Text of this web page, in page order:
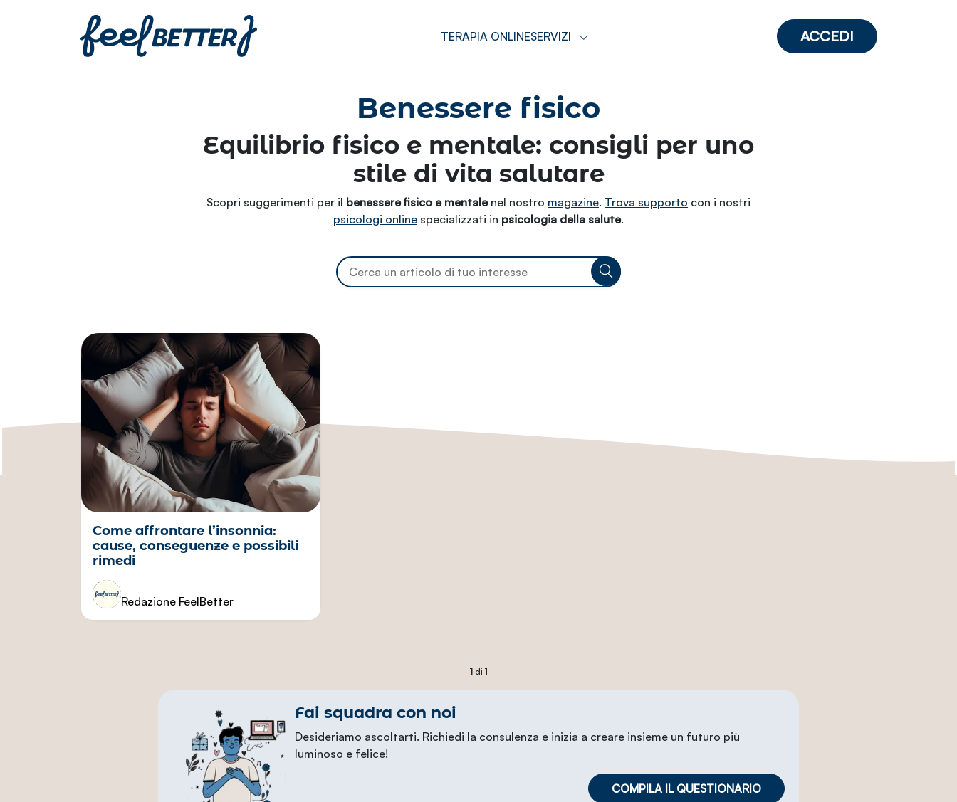
TERAPIA ONLINESERVIZI ACCEDI
Benessere fisico
Equilibrio fisico e mentale: consigli per uno
stile di vita salutare
Scopri suggerimenti per il benessere fisico e mentalenel nostro magazine. Trova supporto con i nostri
psicologi online specializzati in psicologia della salute.
BENESSERE FISICO
Come affrontare l’insonnia:
cause, conseguenze e possibili
rimedi
Redazione FeelBetter
1di 1
Fai squadra con noi
Desideriamo ascoltarti. Richiedi la consulenza e inizia a creare insieme un futuro più
luminoso e felice!
COMPILA IL QUESTIONARIO